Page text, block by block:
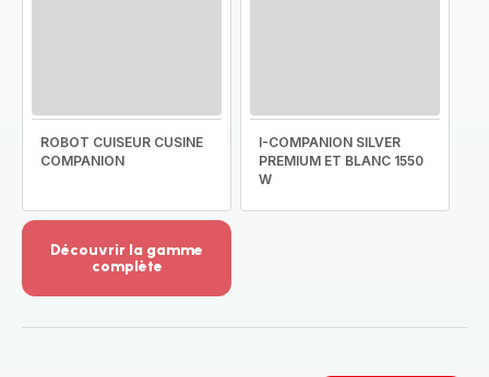
ROBOT CUISEUR CUSINE
COMPANION
I-COMPANION SILVER
PREMIUM ET BLANC 1550
W
Découvrir la gamme
complète
-